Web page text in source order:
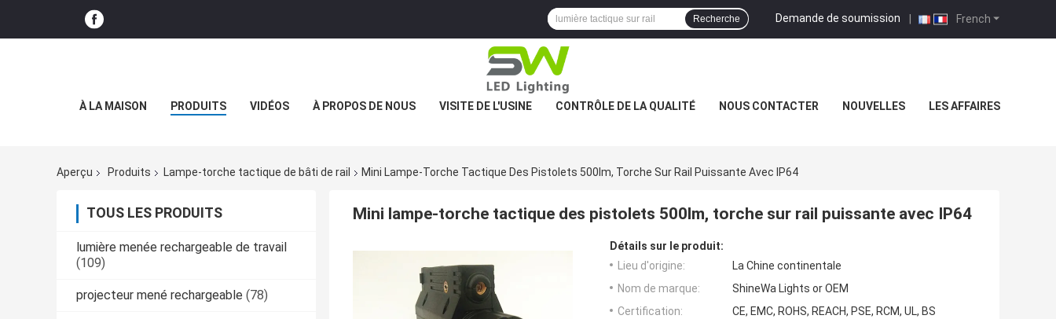
French
Demande de soumission |
Recherche
À LA MAISON PRODUITS VIDÉOS À PROPOS DE NOUS VISITE DE L'USINE CONTRÔLE DE LA QUALITÉ NOUS CONTACTER NOUVELLES LES AFFAIRES
Aperçu Produits Lampe-torche tactique de bâti de rail Mini Lampe-Torche Tactique Des Pistolets 500lm, Torche Sur Rail Puissante Avec IP64
TOUS LES PRODUITS
lumière menée rechargeable de travail
(109)
projecteur mené rechargeable (78)
Mini lampe-torche tactique des pistolets 500lm, torche sur rail puissante avec IP64
Détails sur le produit:
Lieu d'origine:
La Chine continentale
Nom de marque:
ShineWa Lights or OEM
Certification:
CE, EMC, ROHS, REACH, PSE, RCM, UL, BS